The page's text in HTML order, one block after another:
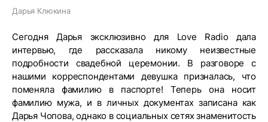
Дарья Клюкина
Сегодня Дарья эксклюзивно для Love Radio дала
интервью, где рассказала никому неизвестные
подробности свадебной церемонии. В разговоре с
нашими корреспондентами девушка призналась, что
поменяла фамилию в паспорте! Теперь она носит
фамилию мужа, и в личных документах записана как
Дарья Чопова, однако в социальных сетях знаменитость